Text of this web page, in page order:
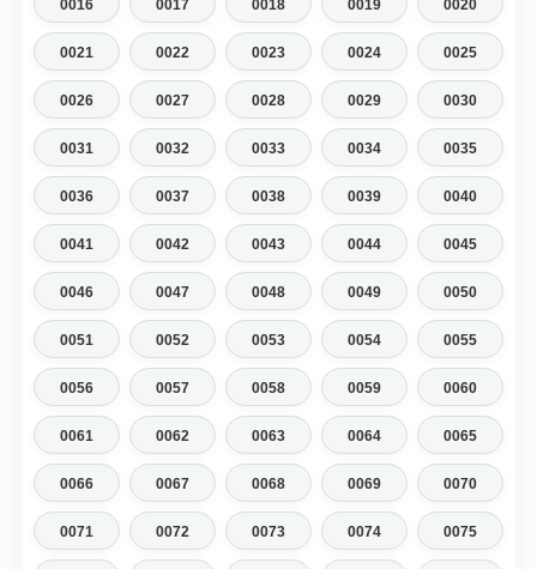
0016 0017 0018 0019 0020
0021 0022 0023 0024 0025
0026 0027 0028 0029 0030
0031 0032 0033 0034 0035
0036 0037 0038 0039 0040
0041 0042 0043 0044 0045
0046 0047 0048 0049 0050
0051 0052 0053 0054 0055
0056 0057 0058 0059 0060
0061 0062 0063 0064 0065
0066 0067 0068 0069 0070
0071 0072 0073 0074 0075